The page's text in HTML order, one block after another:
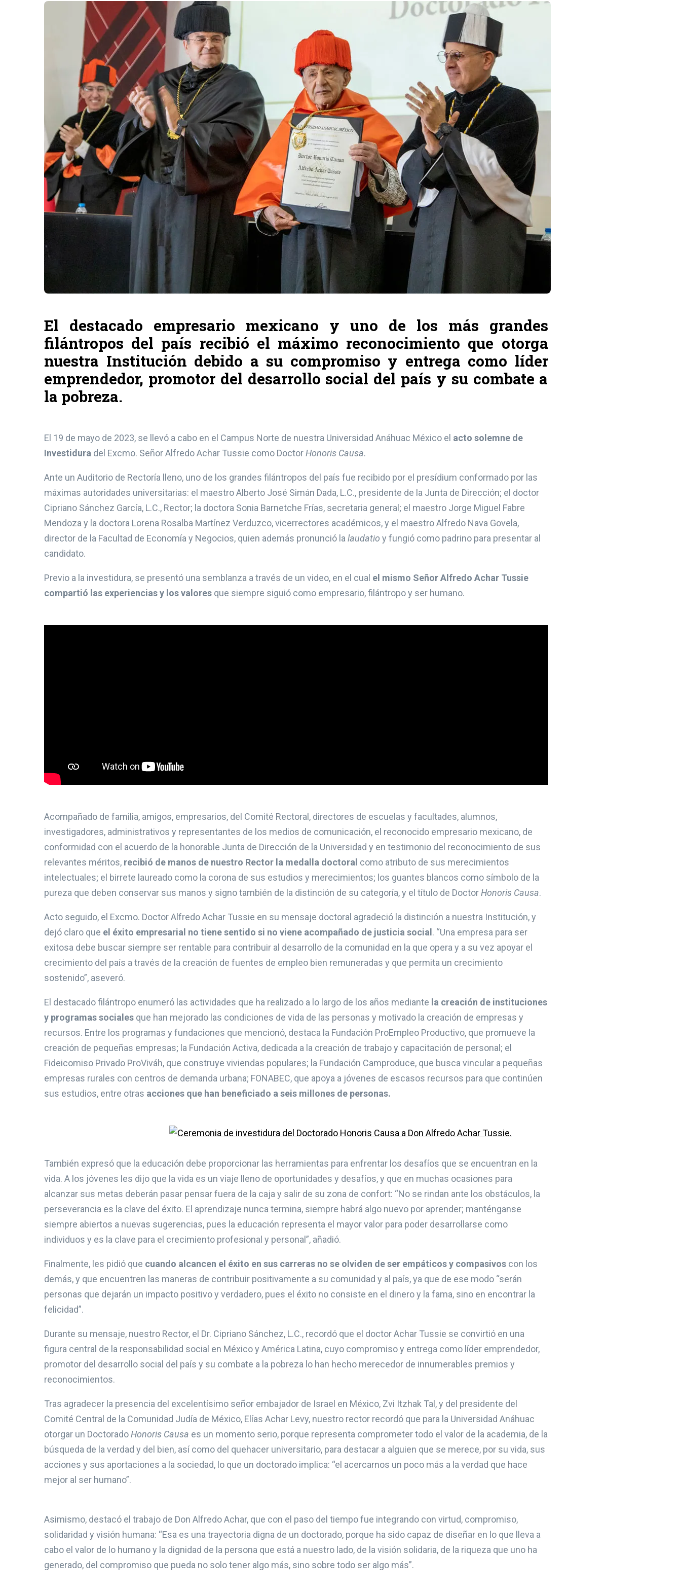
El destacado empresario mexicano y uno de los más grandes
filántropos del país recibió el máximo reconocimiento que otorga
nuestra Institución debido a su compromiso y entrega como líder
emprendedor, promotor del desarrollo social del país y su combate a
la pobreza.
El 19 de mayo de 2023, se llevó a cabo en el Campus Norte de nuestra Universidad Anáhuac México el acto solemne de
Investidura del Excmo. Señor Alfredo Achar Tussie como DoctorHonoris Causa.
Ante un Auditorio de Rectoría lleno, uno de los grandes filántropos del país fue recibido por el presídium conformado por las
máximas autoridades universitarias: el maestro Alberto José Simán Dada, L.C., presidente de la Junta de Dirección; el doctor
Cipriano Sánchez García, L.C., Rector; la doctora Sonia Barnetche Frías, secretaria general; el maestro Jorge Miguel Fabre
Mendoza y la doctora Lorena Rosalba Martínez Verduzco, vicerrectores académicos, y el maestro Alfredo Nava Govela,
director de la Facultad de Economía y Negocios, quien además pronunció la laudatio y fungió como padrino para presentar al
candidato.
Previo a la investidura, se presentó una semblanza a través de un video, en el cual el mismo Señor Alfredo Achar Tussie
compartió las experiencias y los valores que siempre siguió como empresario, filántropo y ser humano.
Acompañado de familia, amigos, empresarios, del Comité Rectoral, directores de escuelas y facultades, alumnos,
investigadores, administrativos y representantes de los medios de comunicación, el reconocido empresario mexicano, de
conformidad con el acuerdo de la honorable Junta de Dirección de la Universidad y en testimonio del reconocimiento de sus
relevantes méritos, recibió de manos de nuestro Rector la medalla doctoral como atributo de sus merecimientos
intelectuales; el birrete laureado como la corona de sus estudios y merecimientos; los guantes blancos como símbolo de la
pureza que deben conservar sus manos y signo también de la distinción de su categoría, y el título de DoctorHonoris Causa.
Acto seguido, el Excmo. Doctor Alfredo Achar Tussie en su mensaje doctoral agradeció la distinción a nuestra Institución, y
dejó claro que el éxito empresarial no tiene sentido si no viene acompañado de justicia social. “Una empresa para ser
exitosa debe buscar siempre ser rentable para contribuir al desarrollo de la comunidad en la que opera y a su vez apoyar el
crecimiento del país a través de la creación de fuentes de empleo bien remuneradas y que permita un crecimiento
sostenido”, aseveró.
El destacado filántropo enumeró las actividades que ha realizado a lo largo de los años mediante la creación de instituciones
y programas sociales que han mejorado las condiciones de vida de las personas y motivado la creación de empresas y
recursos. Entre los programas y fundaciones que mencionó, destaca la Fundación ProEmpleo Productivo, que promueve la
creación de pequeñas empresas; la Fundación Activa, dedicada a la creación de trabajo y capacitación de personal; el
Fideicomiso Privado ProViváh, que construye viviendas populares; la Fundación Camproduce, que busca vincular a pequeñas
empresas rurales con centros de demanda urbana; FONABEC, que apoya a jóvenes de escasos recursos para que continúen
sus estudios, entre otras acciones que han beneficiado a seis millones de personas.
También expresó que la educación debe proporcionar las herramientas para enfrentar los desafíos que se encuentran en la
vida. A los jóvenes les dijo que la vida es un viaje lleno de oportunidades y desafíos, y que en muchas ocasiones para
alcanzar sus metas deberán pasar pensar fuera de la caja y salir de su zona de confort: “No se rindan ante los obstáculos, la
perseverancia es la clave del éxito. El aprendizaje nunca termina, siempre habrá algo nuevo por aprender; manténganse
siempre abiertos a nuevas sugerencias, pues la educación representa el mayor valor para poder desarrollarse como
individuos y es la clave para el crecimiento profesional y personal”, añadió.
Finalmente, les pidió que cuando alcancen el éxito en sus carreras no se olviden de ser empáticos y compasivos con los
demás, y que encuentren las maneras de contribuir positivamente a su comunidad y al país, ya que de ese modo “serán
personas que dejarán un impacto positivo y verdadero, pues el éxito no consiste en el dinero y la fama, sino en encontrar la
felicidad”.
Durante su mensaje, nuestro Rector, el Dr. Cipriano Sánchez, L.C., recordó que el doctor Achar Tussie se convirtió en una
figura central de la responsabilidad social en México y América Latina, cuyo compromiso y entrega como líder emprendedor,
promotor del desarrollo social del país y su combate a la pobreza lo han hecho merecedor de innumerables premios y
reconocimientos.
Tras agradecer la presencia del excelentísimo señor embajador de Israel en México, Zvi Itzhak Tal, y del presidente del
Comité Central de la Comunidad Judía de México, Elías Achar Levy, nuestro rector recordó que para la Universidad Anáhuac
otorgar un DoctoradoHonoris Causa es un momento serio, porque representa comprometer todo el valor de la academia, de la
búsqueda de la verdad y del bien, así como del quehacer universitario, para destacar a alguien que se merece, por su vida, sus
acciones y sus aportaciones a la sociedad, lo que un doctorado implica: “el acercarnos un poco más a la verdad que hace
mejor al ser humano”.
Asimismo, destacó el trabajo de Don Alfredo Achar, que con el paso del tiempo fue integrando con virtud, compromiso,
solidaridad y visión humana: “Esa es una trayectoria digna de un doctorado, porque ha sido capaz de diseñar en lo que lleva a
cabo el valor de lo humano y la dignidad de la persona que está a nuestro lado, de la visión solidaria, de la riqueza que uno ha
generado, del compromiso que pueda no solo tener algo más, sino sobre todo ser algo más”.